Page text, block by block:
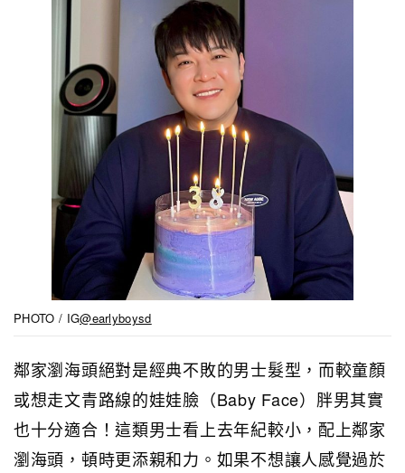
PHOTO / IG@earlyboysd
鄰家瀏海頭絕對是經典不敗的男士髮型，而較童顏
或想走文青路線的娃娃臉（Baby Face）胖男其實
也十分適合！這類男士看上去年紀較小，配上鄰家
瀏海頭，頓時更添親和力。如果不想讓人感覺過於